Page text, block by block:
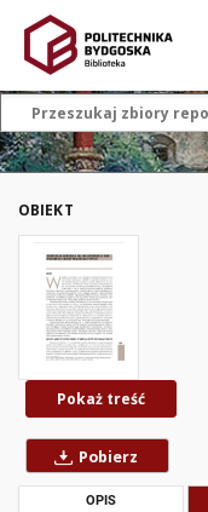
OBIEKT
Pokaż treść
Pobierz
OPIS